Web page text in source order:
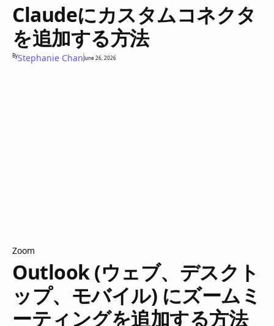
Claudeにカスタムコネクタ
を追加する方法
ByStephanie ChanJune 26, 2026
Zoom
Outlook (ウェブ、デスクト
ップ、モバイル) にズームミ
ーティングを追加する方法